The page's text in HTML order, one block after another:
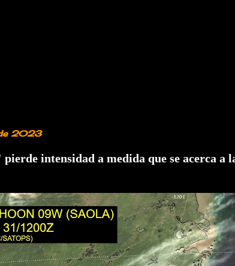
2023
intensidad a medida que se acerca a